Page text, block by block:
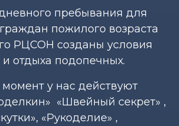
пребывания для
пожилого возраста
РЦСОН созданы условия
отдыха подопечных.
у нас действуют
«Швейный секрет» ,
«Рукоделие» ,